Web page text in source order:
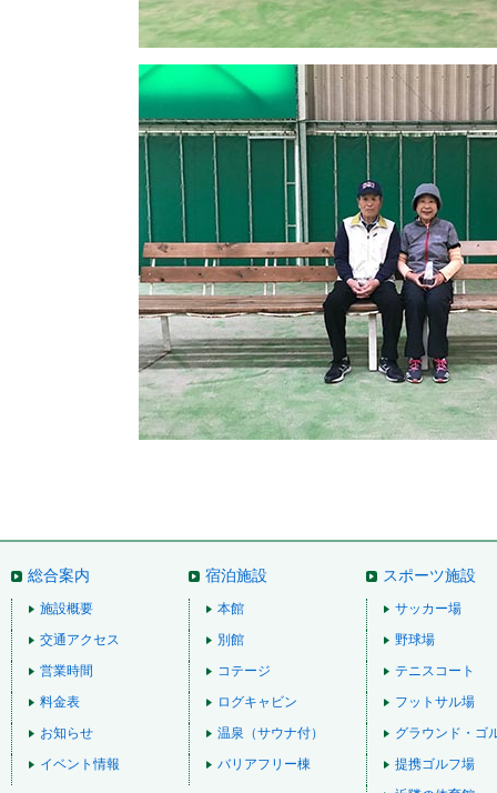
総合案内
施設概要
交通アクセス
営業時間
料金表
お知らせ
イベント情報
宿泊施設
本館
別館
コテージ
ログキャビン
温泉（サウナ付）
バリアフリー棟
スポーツ施設
サッカー場
野球場
テニスコート
フットサル場
グラウンド・ゴ
提携ゴルフ場